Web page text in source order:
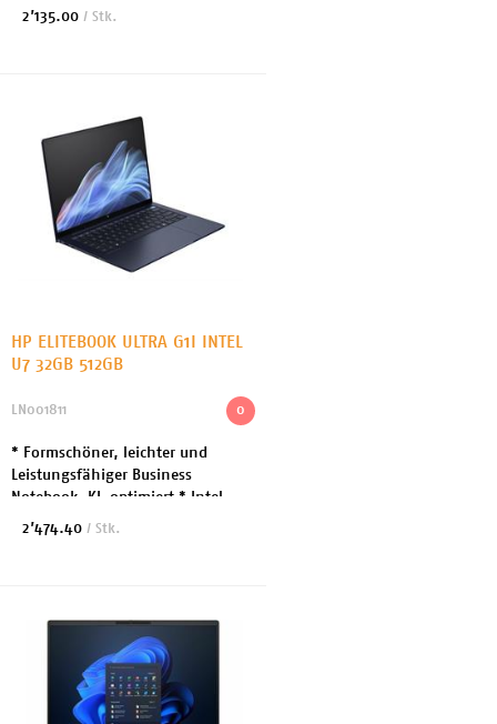
255H bis 5.1GHz 12 Cores * Intel AI
2’135.00 / Stk.
HP ELITEBOOK ULTRA G1I INTEL
U7 32GB 512GB
0
LN001811
* Formschöner, leichter und
Leistungsfähiger Business
Notebook. KI-optimiert * Intel
Ultra 7 4.8GHz 8 Cores *
2’474.40 / Stk.